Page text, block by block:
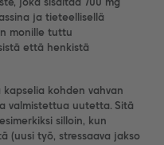
joka sisältää 700 mg
ja tieteellisellä
monille tuttu
että henkistä
kapselia kohden vahvan
valmistettua uutetta. Sitä
silloin, kun
(uusi työ, stressaava jakso